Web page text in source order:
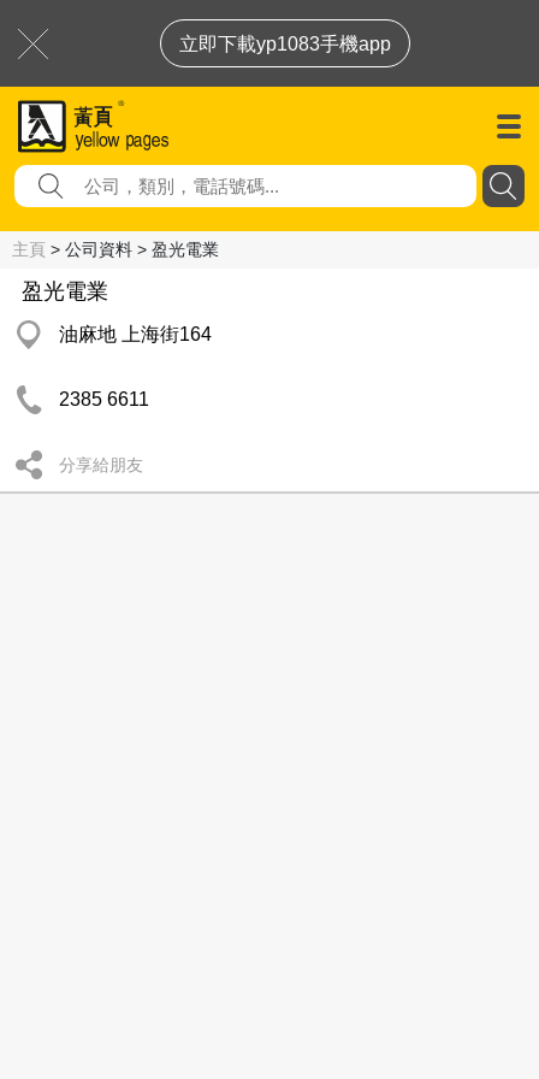
立即下載yp1083手機app
主頁 > 公司資料 > 盈光電業
盈光電業
油麻地 上海街164
2385 6611
分享給朋友